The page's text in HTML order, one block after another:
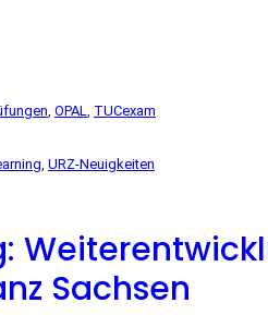
OPAL TUCexam
URZ-Neuigkeiten
Sachsen